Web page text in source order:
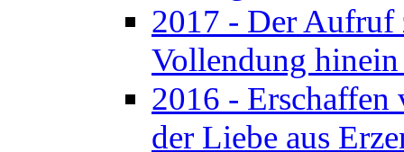
2017 - Der Aufruf
Vollendung
2016 - Erschaffen
der Liebe aus